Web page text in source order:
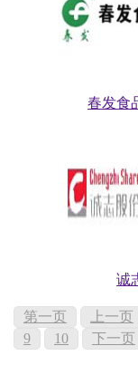
春发食
诚
第一页 上一页
9
10 下一页